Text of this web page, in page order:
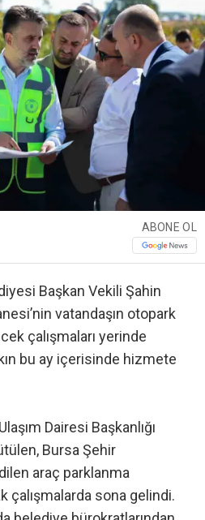
ABONE OL
Başkan Vekili Şahin
vatandaşın otopark
çalışmaları yerinde
bu ay içerisinde hizmete
Dairesi Başkanlığı
Bursa Şehir
araç parklanma
çalışmalarda sona gelindi.